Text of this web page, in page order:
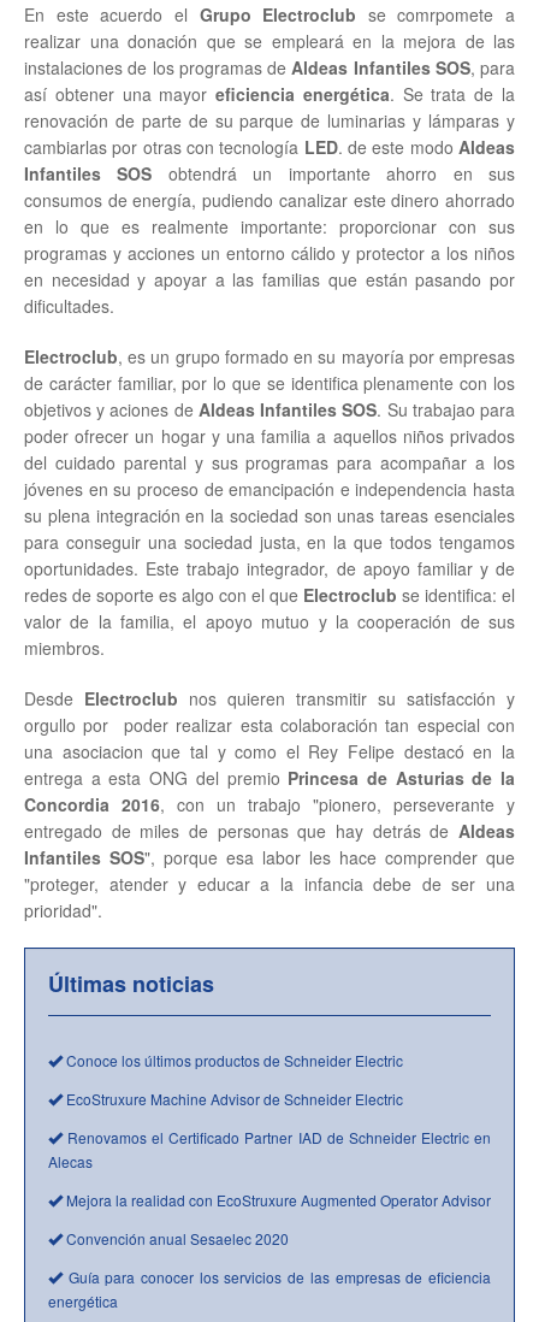
En este acuerdo el Grupo Electroclub se comrpomete a
realizar una donación que se empleará en la mejora de las
instalaciones de los programas de Aldeas Infantiles SOS, para
así obtener una mayoreficiencia energética. Se trata de la
renovación de parte de su parque de luminarias y lámparas y
cambiarlas por otras con tecnología LED. de este modo Aldeas
Infantiles SOS obtendrá un importante ahorro en sus
consumos de energía, pudiendo canalizar este dinero ahorrado
en lo que es realmente importante: proporcionar con sus
programas y acciones un entorno cálido y protector a los niños
en necesidad y apoyar a las familias que están pasando por
dificultades.
Electroclub, es un grupo formado en su mayoría por empresas
de carácter familiar, por lo que se identifica plenamente con los
objetivos y aciones de Aldeas Infantiles SOS. Su trabajao para
poder ofrecer un hogar y una familia a aquellos niños privados
del cuidado parental y sus programas para acompañar a los
jóvenes en su proceso de emancipación e independencia hasta
su plena integración en la sociedad son unas tareas esenciales
para conseguir una sociedad justa, en la que todos tengamos
oportunidades. Este trabajo integrador, de apoyo familiar y de
redes de soporte es algo con el que Electroclub se identifica: el
valor de la familia, el apoyo mutuo y la cooperación de sus
miembros.
Desde Electroclub nos quieren transmitir su satisfacción y
orgullo por poder realizar esta colaboración tan especial con
una asociacion que tal y como el Rey Felipe destacó en la
entrega a esta ONG del premio Princesa de Asturias de la
Concordia 2016, con un trabajo "pionero, perseverante y
entregado de miles de personas que hay detrás de Aldeas
Infantiles SOS", porque esa labor les hace comprender que
"proteger, atender y educar a la infancia debe de ser una
prioridad".
Últimas noticias
Conoce los últimos productos de Schneider Electric
EcoStruxure Machine Advisor de Schneider Electric
Renovamos el Certificado Partner IAD de Schneider Electric en
Alecas
Mejora la realidad con EcoStruxure Augmented Operator Advisor
Convención anual Sesaelec 2020
Guía para conocer los servicios de las empresas de eficiencia
energética